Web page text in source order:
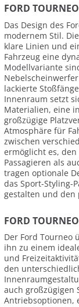
FORD
Das Design des
modernem Stil.
klare Linien und
Fahrzeug eine
Modellvariante
lackierte
Innenraum setzt
Materialien, eine
großzügige
Atmosphäre für
zwischen
ermöglicht es,
Passagieren als
tragen optionale
das Sport-Styling-
gestalten und den
FORD
Der Ford Tourneo
ihn zu einem
und
den
auch großzügigen
Antriebsoptionen,